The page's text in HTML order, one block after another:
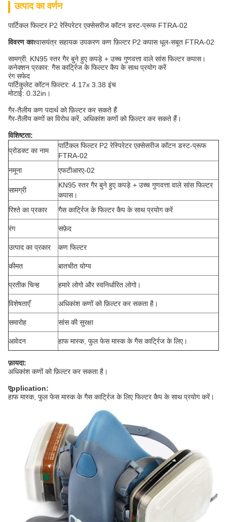
उत्पाद का वर्णन
पार्टिकल फिल्टर P2 रेस्पिरेटर एक्सेसरीज कॉटन डस्ट-प्रूफ FTRA-02
विवरण काश्वासयंत्र सहायक उपकरण कण फ़िल्टर P2 कपास धूल-सबूत FTRA-02
सामग्री: KN95 स्तर गैर बुने हुए कपड़े + उच्च गुणवत्ता वाले सांस फिल्टर कपास।
कनेक्शन प्रकार: गैस कार्ट्रिज के फिल्टर कैप के साथ प्रयोग करें
रंग सफेद
पार्टिकुलेट कॉटन फ़िल्टर: 4.17x 3.38 इंच
मोटाई: 0.32in।
गैर-तैलीय कण पदार्थ को फ़िल्टर कर सकते हैं
गैर-तैलीय कणों का विरोध करें, अधिकांश कणों को फ़िल्टर कर सकते हैं।
विशिष्टता:
प्रोडक्ट का नाम
पार्टिकल फिल्टर P2 रेस्पिरेटर एक्सेसरीज कॉटन डस्ट-प्रूफ
FTRA-02
नमूना
एफटीआरए-02
सामग्री
KN95 स्तर गैर बुने हुए कपड़े + उच्च गुणवत्ता वाले सांस फिल्टर
कपास।
रिश्ते का प्रकार
गैस कार्ट्रिज के फिल्टर कैप के साथ प्रयोग करें
रंग सफ़ेद
उत्पाद का प्रकार कण फिल्टर
कीमत बातचीत योग्य
प्रतीक चिन्ह हमारे लोगो और स्वनिर्धारित लोगो।
विशेषताएँ अधिकांश कणों को फ़िल्टर कर सकता है।
समारोह सांस की सुरक्षा
आवेदन हाफ मास्क, फुल फेस मास्क के गैस कार्ट्रिज के लिए।
फ़ायदा:
अधिकांश कणों को फ़िल्टर कर सकता है।
एpplication:
हाफ मास्क, फुल फेस मास्क के गैस कार्ट्रिज के लिए फिल्टर कैप के साथ प्रयोग करें।